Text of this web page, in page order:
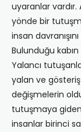
uyaranlar
yönde bir
insan
Bulunduğu
Yalancı
yalan ve
değişmelerin
tutuşmaya
insanlar birinci